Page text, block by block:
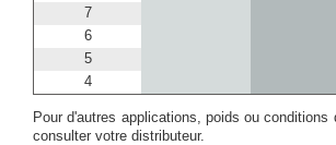
7
6
5
4
Pour d'autres applications, poids ou conditions
consulter votre distributeur.